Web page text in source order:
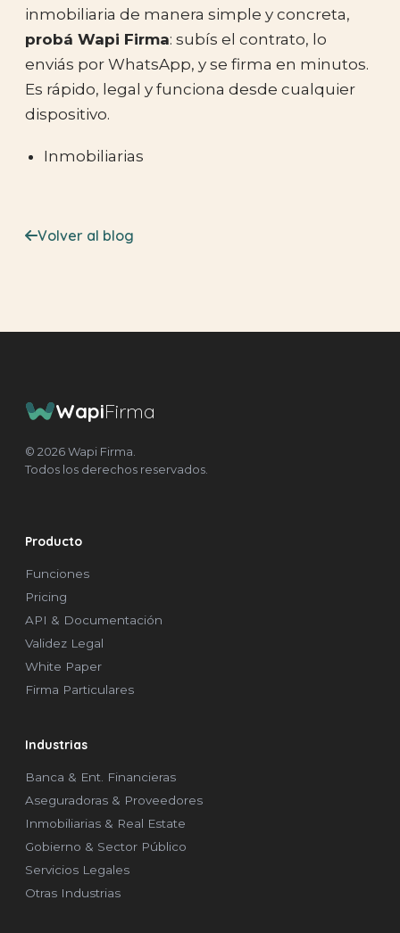
inmobiliaria de manera simple y concreta,
probá Wapi Firma: subís el contrato, lo
enviás por WhatsApp, y se firma en minutos.
Es rápido, legal y funciona desde cualquier
dispositivo.
Inmobiliarias
Volver al blog
WapiFirma
© 2026 Wapi Firma.
Todos los derechos reservados.
Producto
Funciones
Pricing
API & Documentación
Validez Legal
White Paper
Firma Particulares
Industrias
Banca & Ent. Financieras
Aseguradoras & Proveedores
Inmobiliarias & Real Estate
Gobierno & Sector Público
Servicios Legales
Otras Industrias